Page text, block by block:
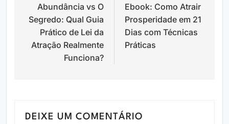
Post
Abundância vs O
Segredo: Qual Guia
Prático de Lei da
Atração Realmente
Funciona?
Ebook: Como Atrair
Prosperidade em 21
Dias com Técnicas
Práticas
DEIXE UM COMENTÁRIO